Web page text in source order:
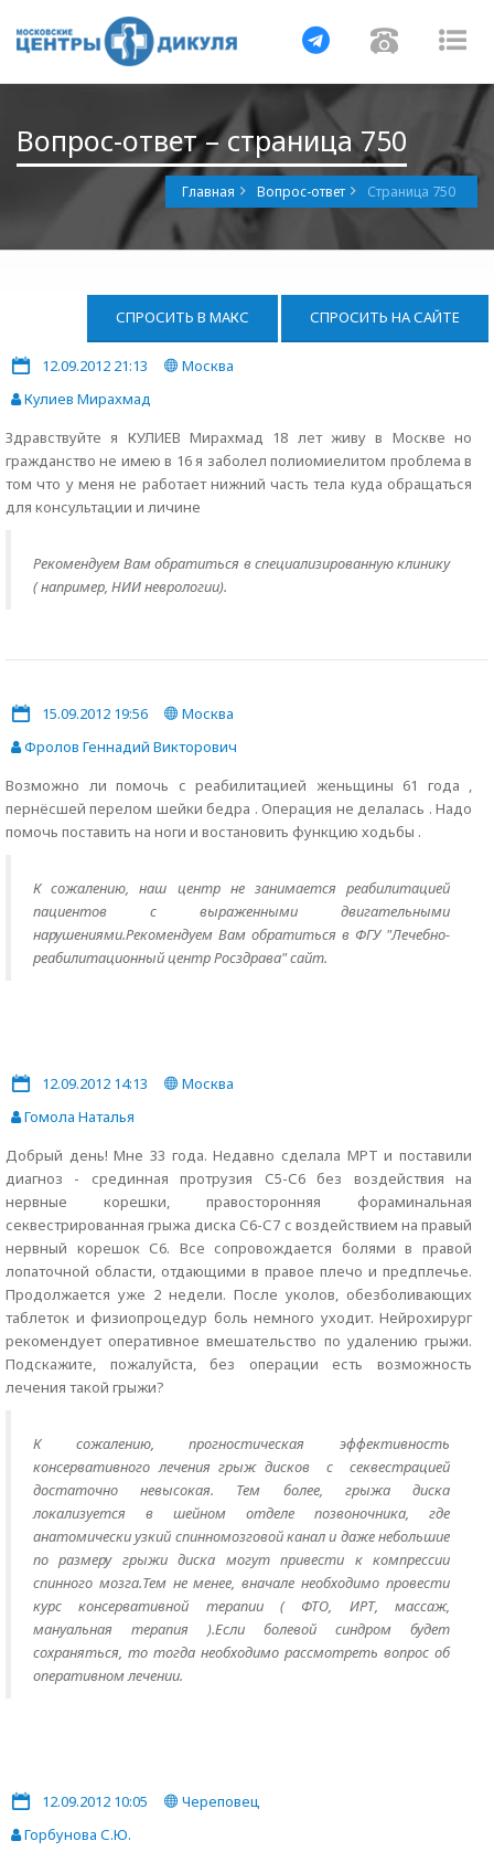
Навигация
Вопрос-ответ – страница 750
Главная Вопрос-ответ Страница 750
СПРОСИТЬ В МАКС СПРОСИТЬ НА САЙТЕ
12.09.2012 21:13
Москва
Кулиев Мирахмад
Здравствуйте я КУЛИЕВ Мирахмад 18 лет живу в Москве но
гражданство не имею в 16 я заболел полиомиелитом проблема в
том что у меня не работает нижний часть тела куда обращаться
для консультации и личине
Рекомендуем Вам обратиться в специализированную клинику
( например, НИИ неврологии).
15.09.2012 19:56
Москва
Фролов Геннадий Викторович
Возможно ли помочь с реабилитацией женьщины 61 года ,
пернёсшей перелом шейки бедра . Операция не делалась . Надо
помочь поставить на ноги и востановить функцию ходьбы .
К сожалению, наш центр не занимается реабилитацией
пациентов с выраженными двигательными
нарушениями.Рекомендуем Вам обратиться в ФГУ "Лечебно-
реабилитационный центр Росздрава" сайт.
12.09.2012 14:13
Москва
Гомола Наталья
Добрый день! Мне 33 года. Недавно сделала МРТ и поставили
диагноз - срединная протрузия С5-С6 без воздействия на
нервные корешки, правосторонняя фораминальная
секвестрированная грыжа диска С6-С7 с воздействием на правый
нервный корешок С6. Все сопровождается болями в правой
лопаточной области, отдающими в правое плечо и предплечье.
Продолжается уже 2 недели. После уколов, обезболивающих
таблеток и физиопроцедур боль немного уходит. Нейрохирург
рекомендует оперативное вмешательство по удалению грыжи.
Подскажите, пожалуйста, без операции есть возможность
лечения такой грыжи?
К сожалению, прогностическая эффективность
консервативного лечения грыж дисков с секвестрацией
достаточно невысокая. Тем более, грыжа диска
локализуется в шейном отделе позвоночника, где
анатомически узкий спинномозговой канал и даже небольшие
по размеру грыжи диска могут привести к компрессии
спинного мозга.Тем не менее, вначале необходимо провести
курс консервативной терапии ( ФТО, ИРТ, массаж,
мануальная терапия ).Если болевой синдром будет
сохраняться, то тогда необходимо рассмотреть вопрос об
оперативном лечении.
12.09.2012 10:05
Череповец
Горбунова С.Ю.